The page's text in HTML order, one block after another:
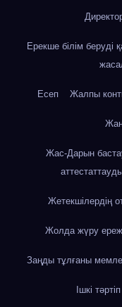
Ерекше білім беруді
Есеп Жалпы
Жас-Дарын
Жетекшілердің
Жолда жүру
Заңды тұлғаны
Ішкі